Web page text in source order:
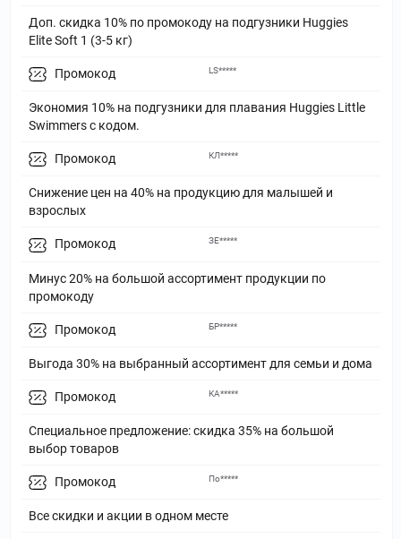
Доп. скидка 10% по промокоду на подгузники Huggies
Elite Soft 1 (3-5 кг)
Промокод
Экономия 10% на подгузники для плавания Huggies Little
Swimmers с кодом.
LS*****
Промокод
Снижение цен на 40% на продукцию для малышей и
взрослых
КЛ*****
Промокод
Минус 20% на большой ассортимент продукции по
промокоду
ЗЕ*****
Промокод
Выгода 30% на выбранный ассортимент для семьи и дома
БР*****
Промокод
Специальное предложение: скидка 35% на большой
выбор товаров
КА*****
Промокод
Все скидки и акции в одном месте
По*****